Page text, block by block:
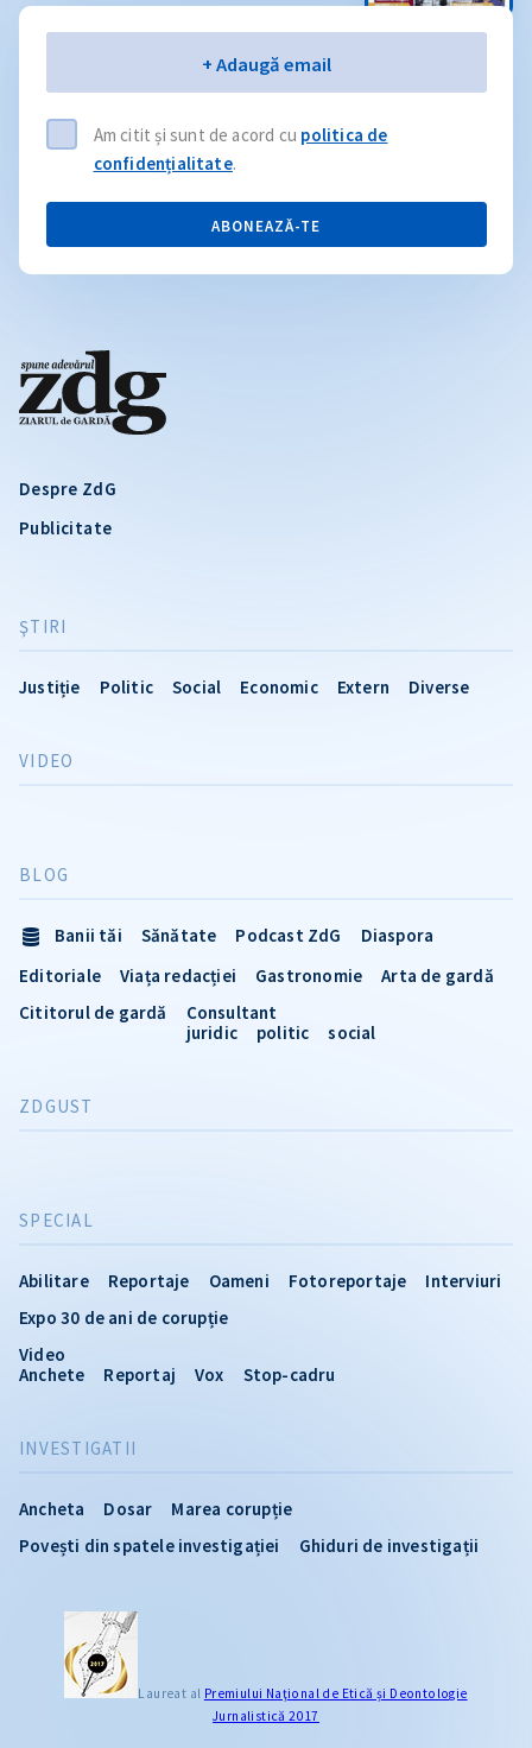
Despre ZdG
Publicitate
ŞTIRI
Justiție Politic Social Economic Extern Diverse
INVESTIGATII
Ancheta Dosar
Marea corupție
Povești din spatele investigației
Ghiduri de investigații
VIDEO
SPECIAL
Abilitare Reportaje Oameni Fotoreportaje
Interviuri
Expo 30 de ani de corupție
Video
Anchete
Reportaj Vox Stop-cadru
BLOG
Banii tăi Sănătate Podcast ZdG
Diaspora
Editoriale
Viața redacției Gastronomie
Arta de gardă
Cititorul de gardă
Consultant
juridic
politic social
ZDGUST
+ Adaugă email
Am citit și sunt de acord cu politica de
confidențialitate.
ABONEAZĂ-TE
Laureat al Premiului Naţional de Etică și Deontologie
Jurnalistică 2017